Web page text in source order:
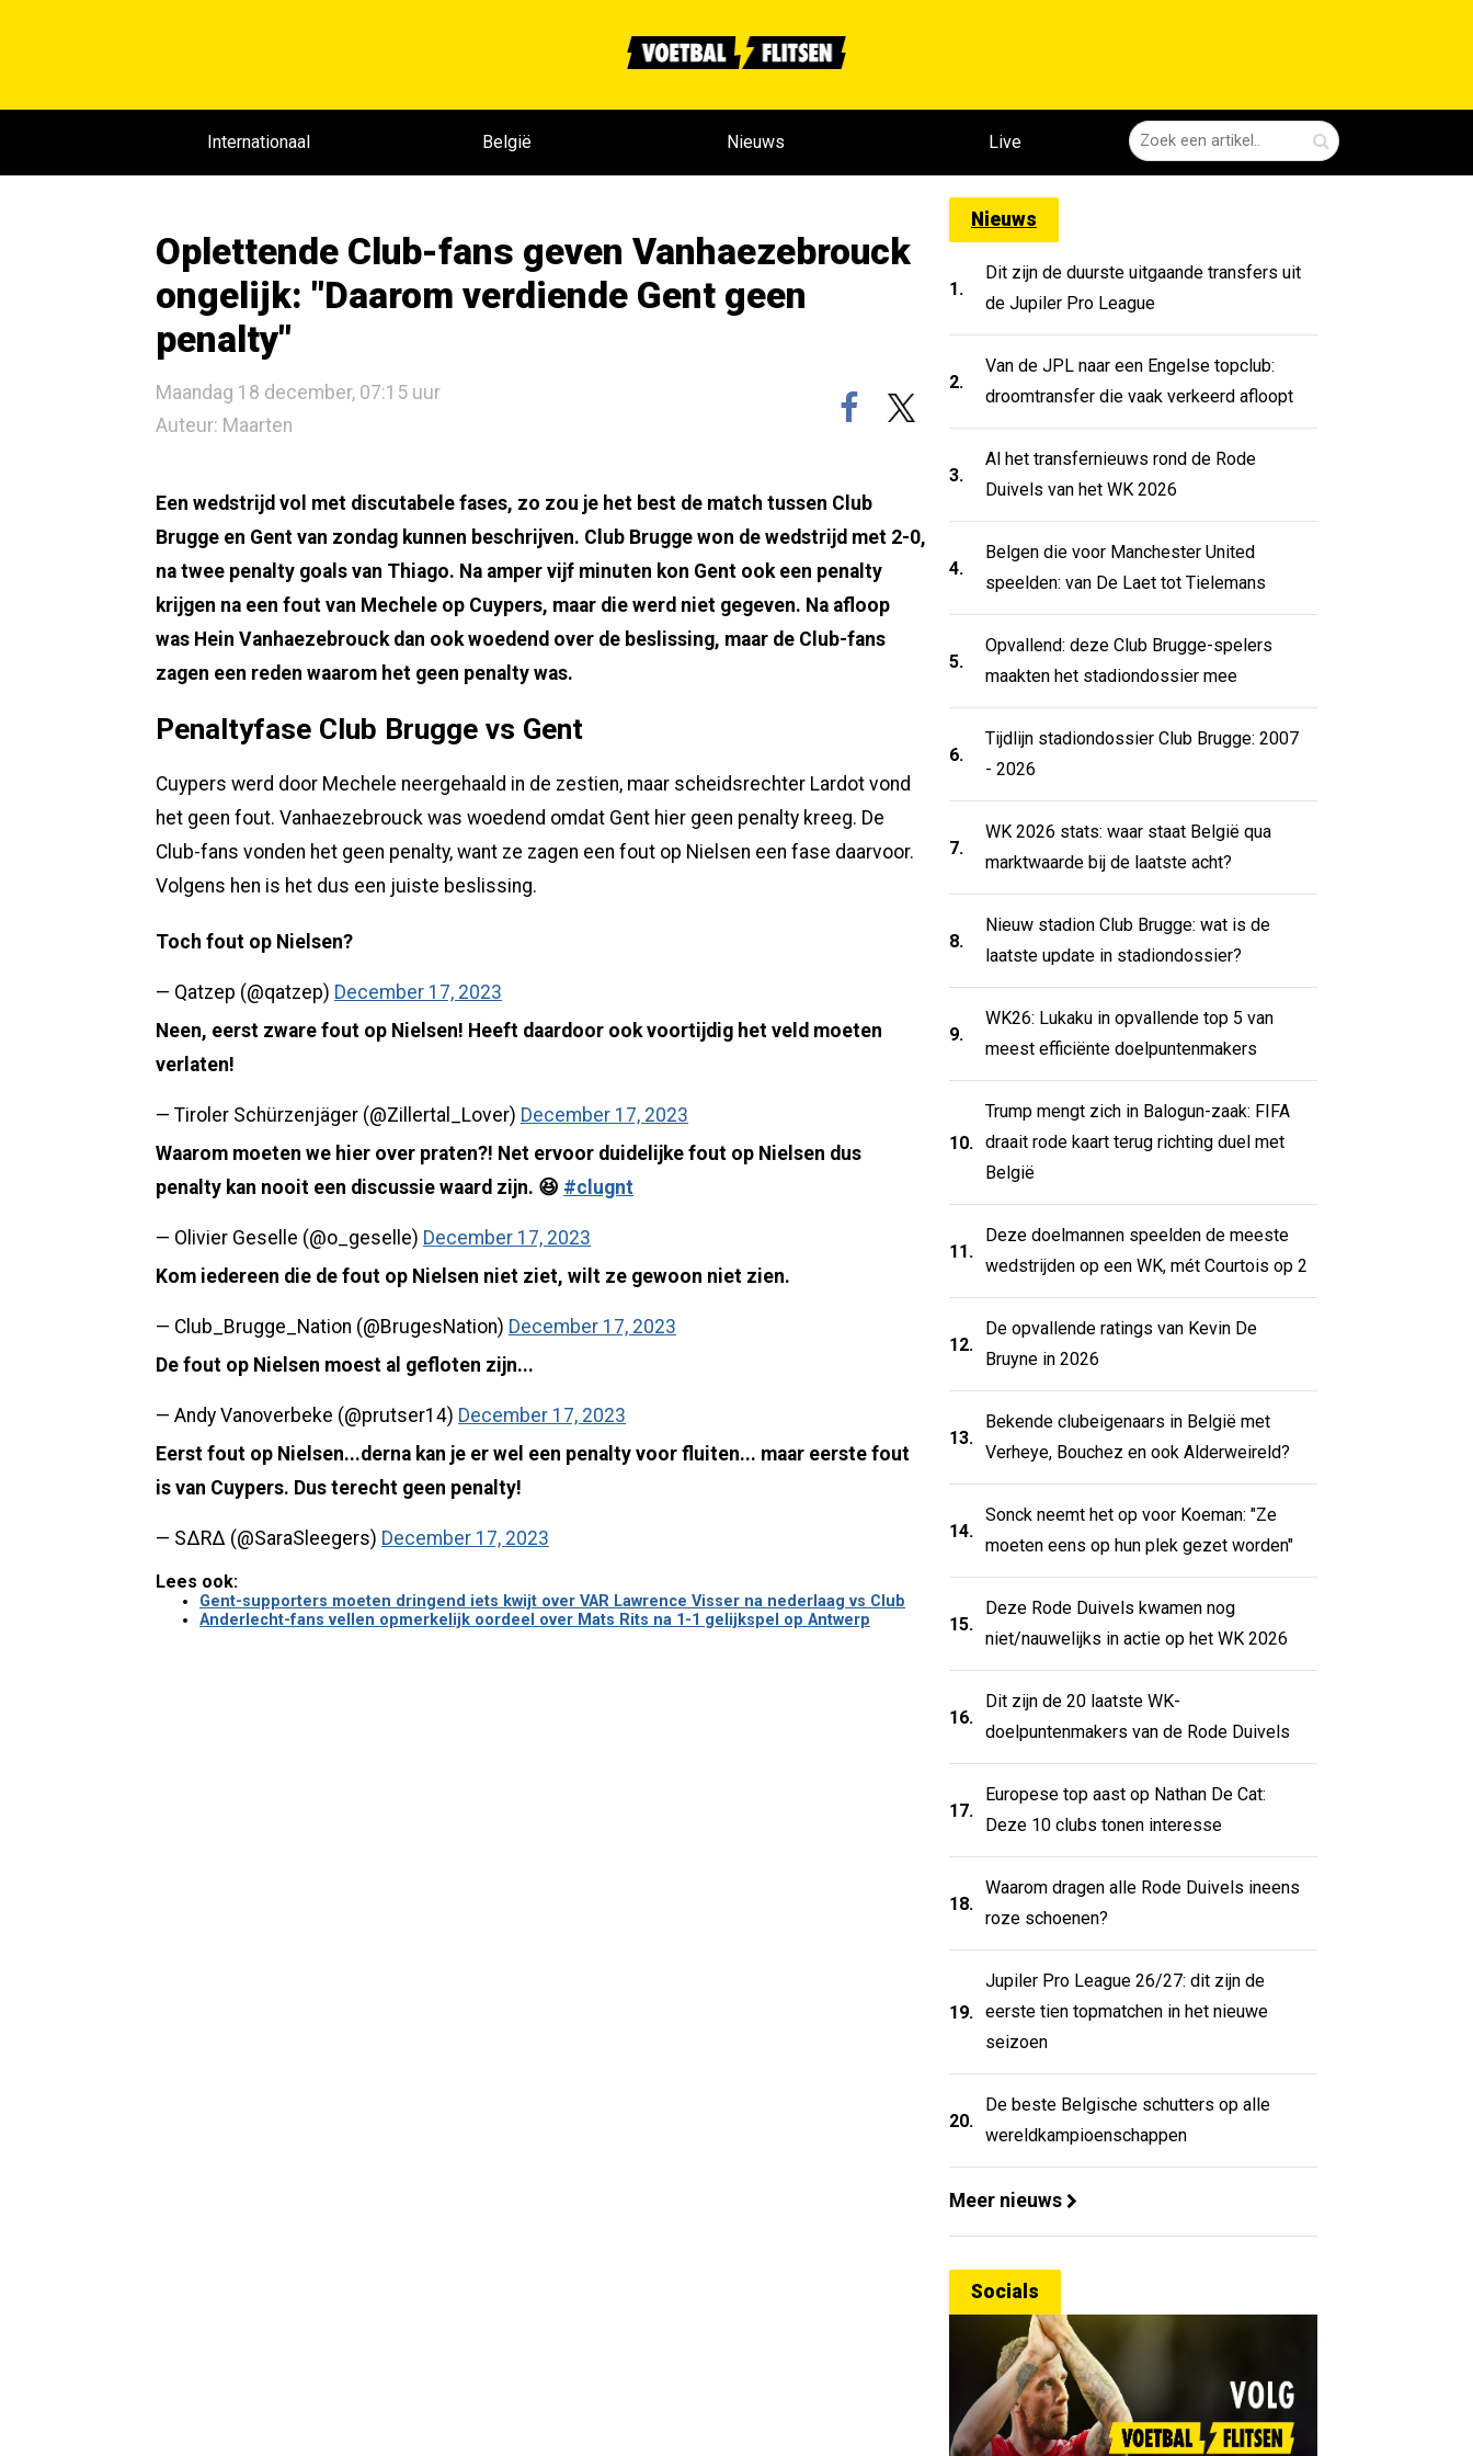
Internationaal België Nieuws Live
Oplettende Club-fans geven Vanhaezebrouck
ongelijk: "Daarom verdiende Gent geen
penalty"
Maandag 18 december, 07:15 uur
Auteur: Maarten
Een wedstrijd vol met discutabele fases, zo zou je het best de match tussen Club
Brugge en Gent van zondag kunnen beschrijven. Club Brugge won de wedstrijd met 2-0,
na twee penalty goals van Thiago. Na amper vijf minuten kon Gent ook een penalty
krijgen na een fout van Mechele op Cuypers, maar die werd niet gegeven. Na afloop
was Hein Vanhaezebrouck dan ook woedend over de beslissing, maar de Club-fans
zagen een reden waarom het geen penalty was.
Penaltyfase Club Brugge vs Gent
Cuypers werd door Mechele neergehaald in de zestien, maar scheidsrechter Lardot vond
het geen fout. Vanhaezebrouck was woedend omdat Gent hier geen penalty kreeg. De
Club-fans vonden het geen penalty, want ze zagen een fout op Nielsen een fase daarvoor.
Volgens hen is het dus een juiste beslissing.
Toch fout op Nielsen?
— Qatzep (@qatzep) December 17, 2023
Neen, eerst zware fout op Nielsen! Heeft daardoor ook voortijdig het veld moeten
verlaten!
— Tiroler Schürzenjäger (@Zillertal_Lover) December 17, 2023
Waarom moeten we hier over praten?! Net ervoor duidelijke fout op Nielsen dus
penalty kan nooit een discussie waard zijn. 😆 #clugnt
— Olivier Geselle (@o_geselle) December 17, 2023
Kom iedereen die de fout op Nielsen niet ziet, wilt ze gewoon niet zien.
— Club_Brugge_Nation (@BrugesNation) December 17, 2023
De fout op Nielsen moest al gefloten zijn...
— Andy Vanoverbeke (@prutser14) December 17, 2023
Eerst fout op Nielsen...derna kan je er wel een penalty voor fluiten... maar eerste fout
is van Cuypers. Dus terecht geen penalty!
— SΔRΔ (@SaraSleegers) December 17, 2023
Lees ook:
Gent-supporters moeten dringend iets kwijt over VAR Lawrence Visser na nederlaag vs Club
Anderlecht-fans vellen opmerkelijk oordeel over Mats Rits na 1-1 gelijkspel op Antwerp
Nieuws
1.
Dit zijn de duurste uitgaande transfers uit
de Jupiler Pro League
2.
Van de JPL naar een Engelse topclub:
droomtransfer die vaak verkeerd afloopt
3.
Al het transfernieuws rond de Rode
Duivels van het WK 2026
4.
Belgen die voor Manchester United
speelden: van De Laet tot Tielemans
5.
Opvallend: deze Club Brugge-spelers
maakten het stadiondossier mee
6.
Tijdlijn stadiondossier Club Brugge: 2007
- 2026
7.
WK 2026 stats: waar staat België qua
marktwaarde bij de laatste acht?
8.
Nieuw stadion Club Brugge: wat is de
laatste update in stadiondossier?
9.
WK26: Lukaku in opvallende top 5 van
meest efficiënte doelpuntenmakers
10.
Trump mengt zich in Balogun-zaak: FIFA
draait rode kaart terug richting duel met
België
11.
Deze doelmannen speelden de meeste
wedstrijden op een WK, mét Courtois op 2
12.
De opvallende ratings van Kevin De
Bruyne in 2026
13.
Bekende clubeigenaars in België met
Verheye, Bouchez en ook Alderweireld?
14.
Sonck neemt het op voor Koeman: "Ze
moeten eens op hun plek gezet worden"
15.
Deze Rode Duivels kwamen nog
niet/nauwelijks in actie op het WK 2026
16.
Dit zijn de 20 laatste WK-
doelpuntenmakers van de Rode Duivels
17.
Europese top aast op Nathan De Cat:
Deze 10 clubs tonen interesse
18.
Waarom dragen alle Rode Duivels ineens
roze schoenen?
19.
Jupiler Pro League 26/27: dit zijn de
eerste tien topmatchen in het nieuwe
seizoen
20.
De beste Belgische schutters op alle
wereldkampioenschappen
Meer nieuws
Socials